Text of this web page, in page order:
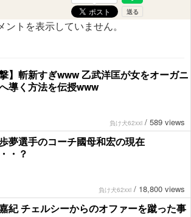
トを表示していません。
撃】斬新すぎwww 乙武洋匡が女をオーガニ
導く方法を伝授www
負け犬62xxi / 589 views
夢選手のコーチ國母和宏の現在
・？
負け犬62xxi / 18,800 views
紀 チェルシーからのオファーを蹴った事